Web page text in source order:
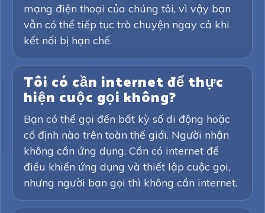
mạng điện thoại của chúng tôi, vì vậy bạn
vẫn có thể tiếp tục trò chuyện ngay cả khi
kết nối bị hạn chế.
Tôi có cần internet để thực
hiện cuộc gọi không?
Bạn có thể gọi đến bất kỳ số di động hoặc
cố định nào trên toàn thế giới. Người nhận
không cần ứng dụng. Cần có internet để
điều khiển ứng dụng và thiết lập cuộc gọi,
nhưng người bạn gọi thì không cần internet.